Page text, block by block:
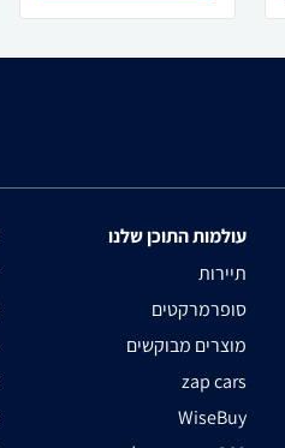
עולמות התוכן שלנו
תיירות
סופרמרקטים
מוצרים מבוקשים
zap cars
WiseBuy